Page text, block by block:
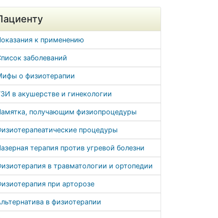
к применению
заболеваний
о физиотерапии
в акушерстве и гинекологии
получающим физиопроцедуры
процедуры
терапия против угревой болезни
в травматологии и ортопедии
при арторозе
в физиотерапии